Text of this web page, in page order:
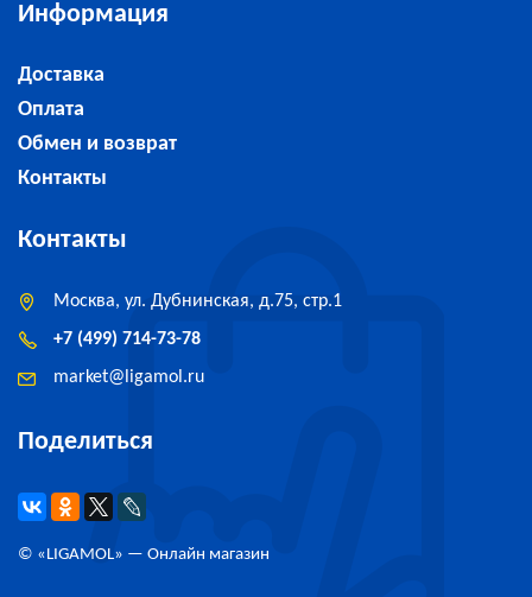
Информация
Доставка
Оплата
Обмен и возврат
Контакты
Поделиться
Контакты
Москва, ул. Дубнинская, д.75, стр.1
+7 (499) 714-73-78
market@ ligamol.ru
© «LIGAMOL» — Онлайн магазин